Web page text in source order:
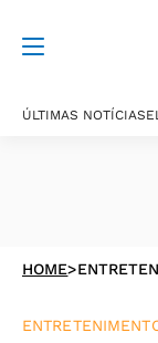
ÚLTIMAS NOTÍCIAS
HOME>